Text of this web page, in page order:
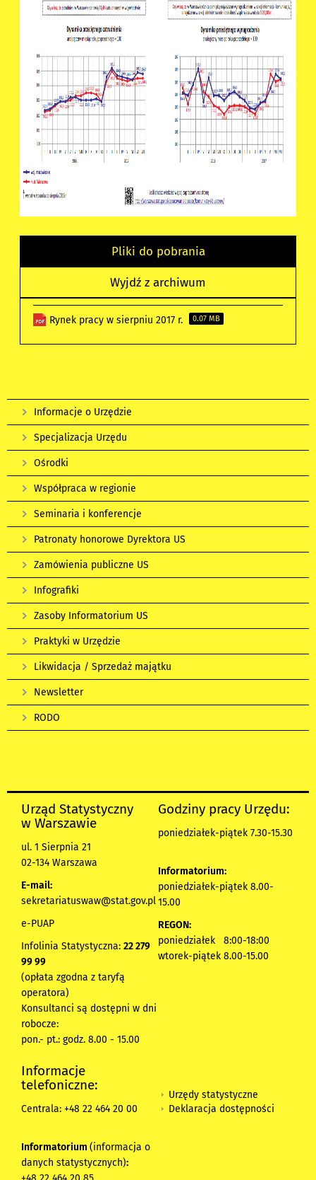
Pliki do pobrania
Wyjdź z archiwum
Rynek pracy w sierpniu 2017 r. 0.07 MB
Informacje o Urzędzie
Specjalizacja Urzędu
Ośrodki
Współpraca w regionie
Seminaria i konferencje
Patronaty honorowe Dyrektora US
Zamówienia publiczne US
Infografiki
Zasoby Informatorium US
Praktyki w Urzędzie
Likwidacja / Sprzedaż majątku
Newsletter
RODO
Urząd Statystyczny
w Warszawie
ul. 1 Sierpnia 21
02-134 Warszawa
E-mail:
sekretariatuswaw@stat.gov.pl
e-PUAP
Infolinia Statystyczna: 22 279
99 99
(opłata zgodna z taryfą
operatora)
Konsultanci są dostępni w dni
robocze:
pon.- pt.: godz. 8.00 - 15.00
Godziny pracy Urzędu:
poniedziałek-piątek 7.30-15.30
Informatorium:
poniedziałek-piątek 8.00-
15.00
REGON:
poniedziałek 8:00-18:00
wtorek-piątek 8.00-15.00
Informacje
telefoniczne:
Centrala: +48 22 464 20 00
Informatorium (informacja o
danych statystycznych):
Urzędy statystyczne
Deklaracja dostępności